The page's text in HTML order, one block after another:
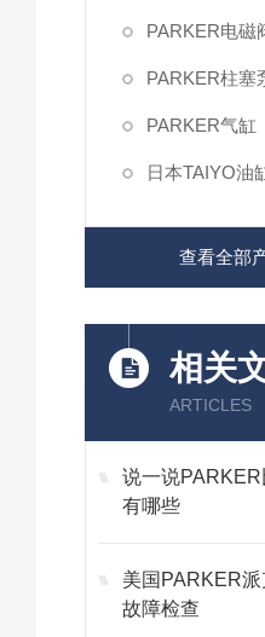
PARKER电磁
PARKER柱塞
PARKER气缸
日本TAIYO油
查看全部
相关
ARTICLES
说一说
有哪些
美国PARKER
故障检查